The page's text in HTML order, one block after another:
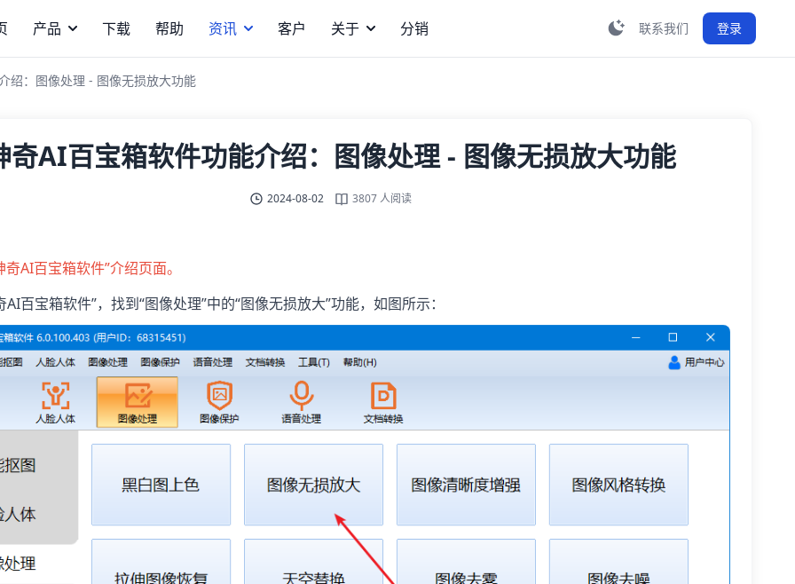
联系我们 登录
产品 下载 帮助 资讯 客户 关于 分销
绍：图像处理 - 图像无损放大功能
奇AI百宝箱软件功能介绍：图像处理 - 图像无损放大功能
2024-08-02 3807 人阅读
AI百宝箱软件”介绍页面。
AI百宝箱软件”，找到“图像处理”中的“图像无损放大”功能，如图所示：